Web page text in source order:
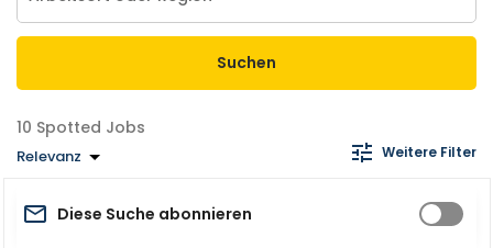
Suchen
Spotted Jobs
Relevanz Weitere Filter
Diese Suche abonnieren